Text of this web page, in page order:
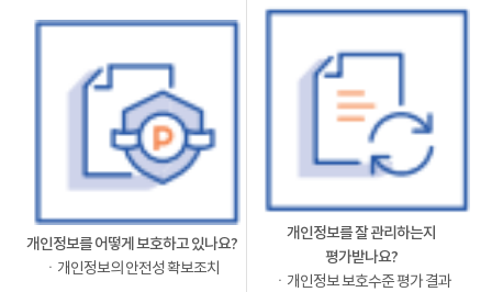
개인정보를 어떻게 보호하고 있나요?
ㆍ개인정보의 안전성 확보조치
개인정보를 잘 관리하는지
평가받나요?
ㆍ개인정보 보호수준 평가 결과